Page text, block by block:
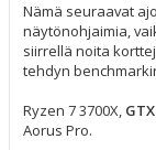
Nämä seuraavat
näytönohjaimia,
siirrellä noita
tehdyn
Ryzen 7 3700X,
Aorus Pro.